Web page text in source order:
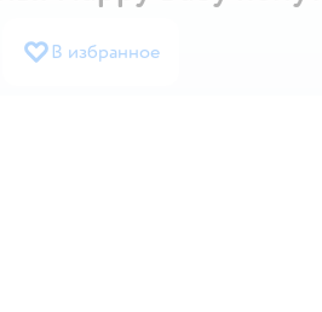
В избранное